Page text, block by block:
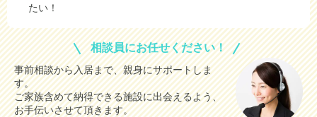
たい！
相談員にお任せください！
事前相談から入居まで、親身にサポートしま
す。
ご家族含めて納得できる施設に出会えるよう、
お手伝いさせて頂きます。